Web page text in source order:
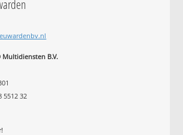
Multidiensten B.V.
5512 32